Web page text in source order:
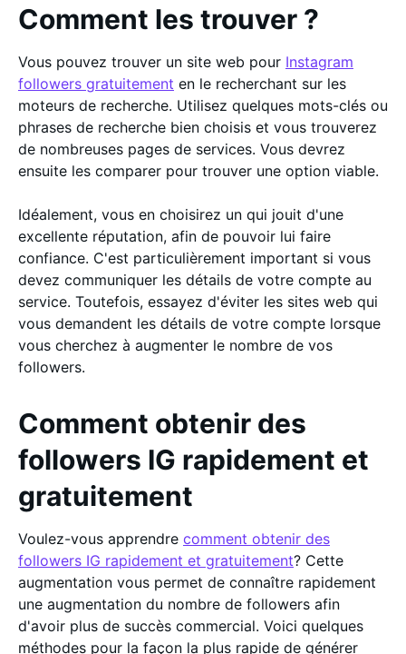
Comment les trouver ?
Vous pouvez trouver un site web pour Instagram
followers gratuitement en le recherchant sur les
moteurs de recherche. Utilisez quelques mots-clés ou
phrases de recherche bien choisis et vous trouverez
de nombreuses pages de services. Vous devrez
ensuite les comparer pour trouver une option viable.
Idéalement, vous en choisirez un qui jouit d'une
excellente réputation, afin de pouvoir lui faire
confiance. C'est particulièrement important si vous
devez communiquer les détails de votre compte au
service. Toutefois, essayez d'éviter les sites web qui
vous demandent les détails de votre compte lorsque
vous cherchez à augmenter le nombre de vos
followers.
Comment obtenir des
followers IG rapidement et
gratuitement
Voulez-vous apprendre comment obtenir des
followers IG rapidement et gratuitement? Cette
augmentation vous permet de connaître rapidement
une augmentation du nombre de followers afin
d'avoir plus de succès commercial. Voici quelques
méthodes pour la façon la plus rapide de générer